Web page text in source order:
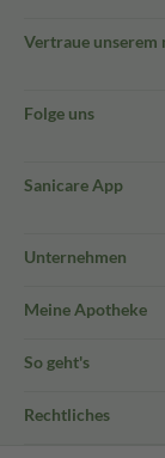
Vertraue unserem
Folge uns
Sanicare App
Unternehmen
Meine Apotheke
So geht's
Rechtliches